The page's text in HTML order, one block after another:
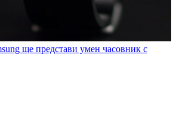
ще представи умен часовник с